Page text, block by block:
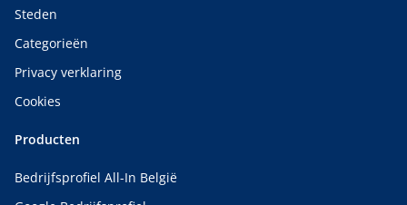
Steden
Categorieën
Privacy verklaring
Cookies
Producten
Bedrijfsprofiel All-In België